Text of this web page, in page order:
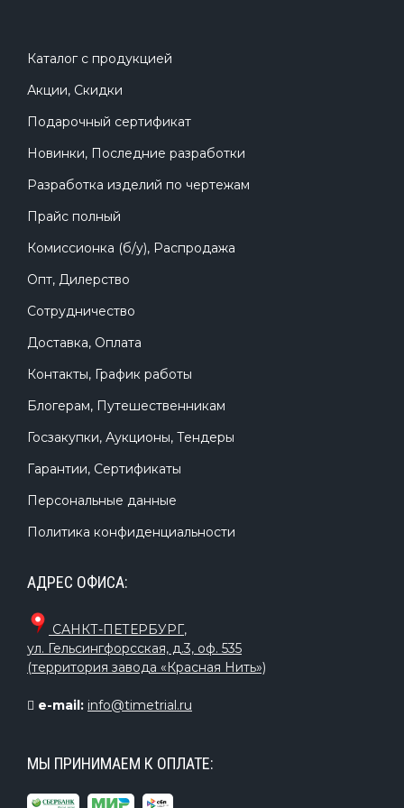
Каталог с продукцией
Акции, Скидки
Подарочный сертификат
Новинки, Последние разработки
Разработка изделий по чертежам
Прайс полный
Комиссионка (б/у), Распродажа
Опт, Дилерство
Сотрудничество
Доставка, Оплата
Контакты, График работы
Блогерам, Путешественникам
Госзакупки, Аукционы, Тендеры
Гарантии, Сертификаты
Персональные данные
Политика конфиденциальности
АДРЕС ОФИСА:
САНКТ-ПЕТЕРБУРГ,
ул. Гельсингфорсская, д.3, оф. 535
(территория завода «Красная Нить»)
e-mail: info@timetrial.ru
МЫ ПРИНИМАЕМ К ОПЛАТЕ: